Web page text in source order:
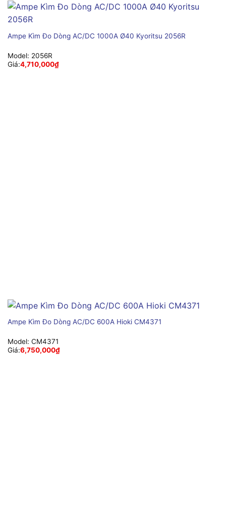
Ampe Kìm Đo Dòng AC/DC 1000A Ø40 Kyoritsu 2056R
Model: 2056R
Giá:4,710,000₫
Ampe Kìm Đo Dòng AC/DC 600A Hioki CM4371
Model: CM4371
Giá:6,750,000₫